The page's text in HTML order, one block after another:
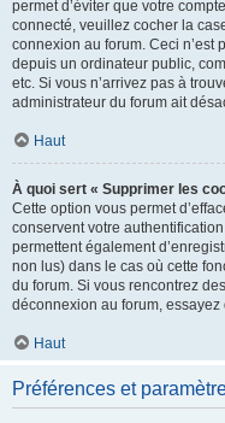
permet d’éviter que votre
connecté, veuillez cocher la
connexion au forum. Ceci n’est
depuis un ordinateur public,
etc. Si vous n’arrivez pas à
administrateur du forum ait
Haut
À quoi sert « Supprimer les
Cette option vous permet
conservent votre
permettent également
non lus) dans le cas où cette
du forum. Si vous rencontrez
déconnexion au forum,
Haut
Préférences et